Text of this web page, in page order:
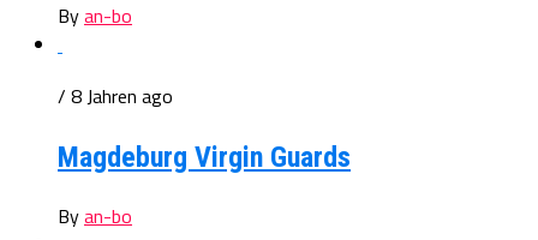
Byan-bo
/ 8 Jahren ago
Magdeburg Virgin Guards
Byan-bo